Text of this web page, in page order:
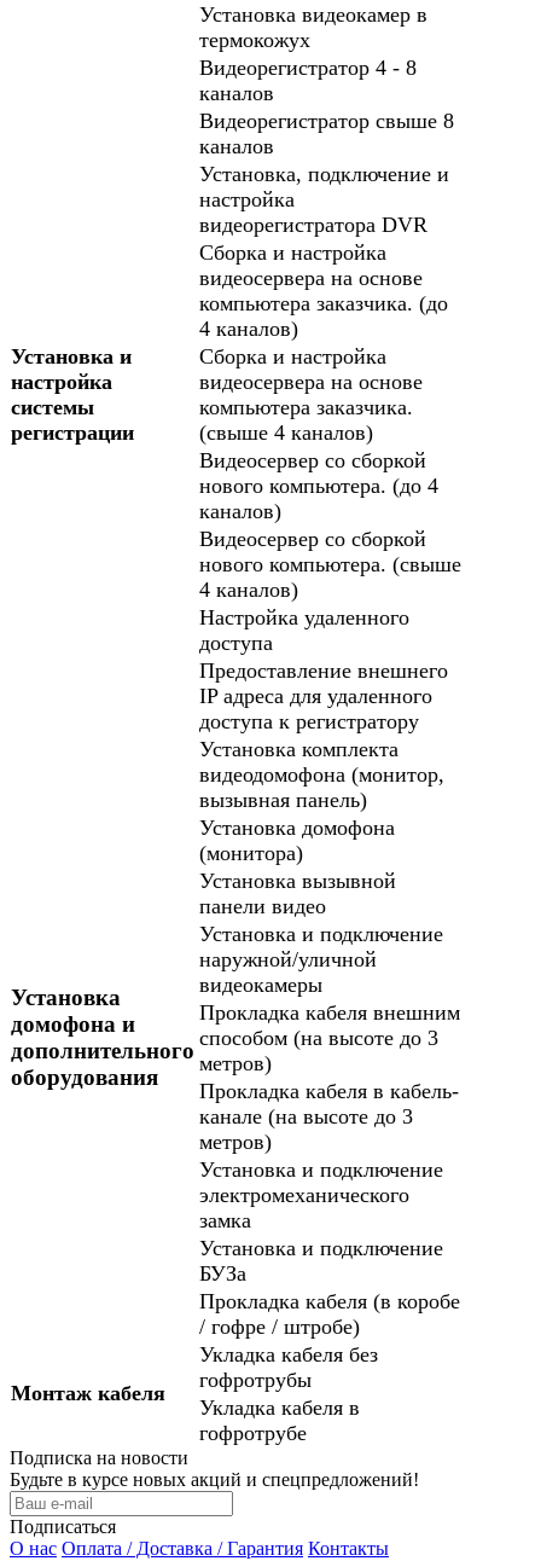
Установка видеокамер в
термокожух
Установка и
настройка
системы
регистрации
Видеорегистратор 4 - 8
каналов
Видеорегистратор свыше 8
каналов
Установка, подключение и
настройка
видеорегистратора DVR
Сборка и настройка
видеосервера на основе
компьютера заказчика. (до
4 каналов)
Сборка и настройка
видеосервера на основе
компьютера заказчика.
(свыше 4 каналов)
Видеосервер со сборкой
нового компьютера. (до 4
каналов)
Видеосервер со сборкой
нового компьютера. (свыше
4 каналов)
Настройка удаленного
доступа
Предоставление внешнего
IP адреса для удаленного
доступа к регистратору
Установка
домофона и
дополнительного
оборудования
Установка комплекта
видеодомофона (монитор,
вызывная панель)
Установка домофона
(монитора)
Установка вызывной
панели видео
Установка и подключение
наружной/уличной
видеокамеры
Прокладка кабеля внешним
способом (на высоте до 3
метров)
Прокладка кабеля в кабель-
канале (на высоте до 3
метров)
Установка и подключение
электромеханического
замка
Установка и подключение
БУЗа
Прокладка кабеля (в коробе
/ гофре / штробе)
Монтаж кабеля
Укладка кабеля без
гофротрубы
Укладка кабеля в
гофротрубе
Подписка на новости
Будьте в курсе новых акций и спецпредложений!
Подписаться
О нас Оплата / Доставка / Гарантия Контакты